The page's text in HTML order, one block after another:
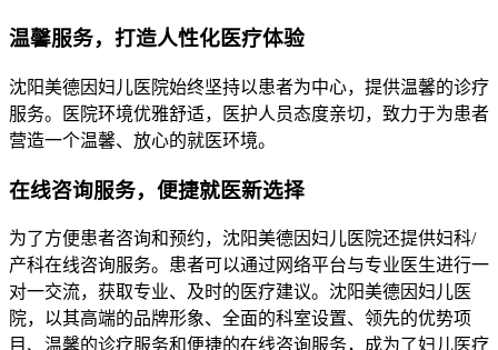
温馨服务，打造人性化医疗体验
沈阳美德因妇儿医院始终坚持以患者为中心，提供温馨的诊疗
服务。医院环境优雅舒适，医护人员态度亲切，致力于为患者
营造一个温馨、放心的就医环境。
在线咨询服务，便捷就医新选择
为了方便患者咨询和预约，沈阳美德因妇儿医院还提供妇科/
产科在线咨询服务。患者可以通过网络平台与专业医生进行一
对一交流，获取专业、及时的医疗建议。沈阳美德因妇儿医
院，以其高端的品牌形象、全面的科室设置、领先的优势项
目、温馨的诊疗服务和便捷的在线咨询服务，成为了妇儿医疗